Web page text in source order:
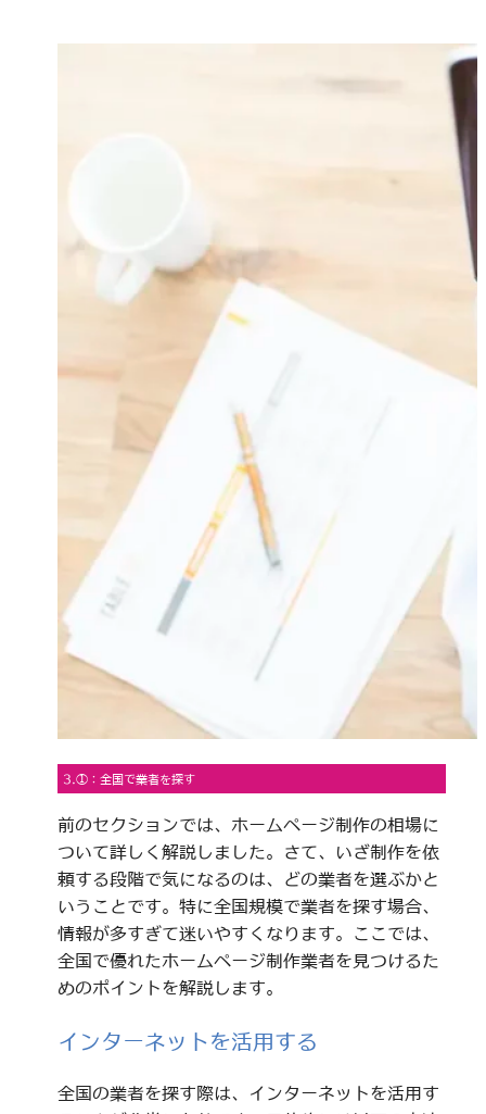
3.①：全国で業者を探す
前のセクションでは、ホームページ制作の相場に
ついて詳しく解説しました。さて、いざ制作を依
頼する段階で気になるのは、どの業者を選ぶかと
いうことです。特に全国規模で業者を探す場合、
情報が多すぎて迷いやすくなります。ここでは、
全国で優れたホームページ制作業者を見つけるた
めのポイントを解説します。
インターネットを活用する
全国の業者を探す際は、インターネットを活用す